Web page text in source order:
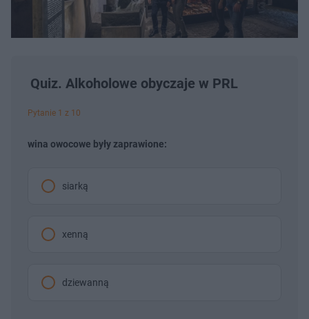
Quiz. Alkoholowe obyczaje w PRL
Pytanie 1 z 10
wina owocowe były zaprawione:
siarką
xenną
dziewanną